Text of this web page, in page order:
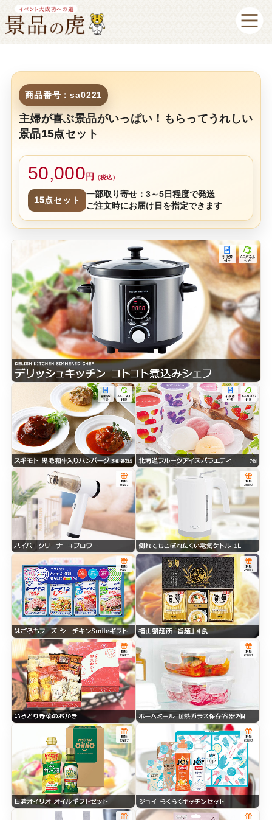
商品番号：sa0221
主婦が喜ぶ景品がいっぱい！もらってうれしい
景品15点セット
50,000 円 （税込）
15点セット
一部取り寄せ：3～5日程度で発送
ご注文時にお届け日を指定できます